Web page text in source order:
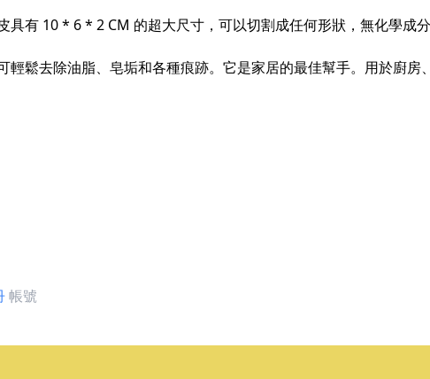
具有 10 * 6 * 2 CM 的超大尺寸，可以切割成任何形狀，無化學成
輕鬆去除油脂、皂垢和各種痕跡。它是家居的最佳幫手。用於廚房
帳號